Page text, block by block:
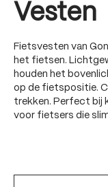
Vesten
Fietsvesten van
het fietsen.
houden het
op de fietspositie.
trekken. Perfect bij
voor fietsers die